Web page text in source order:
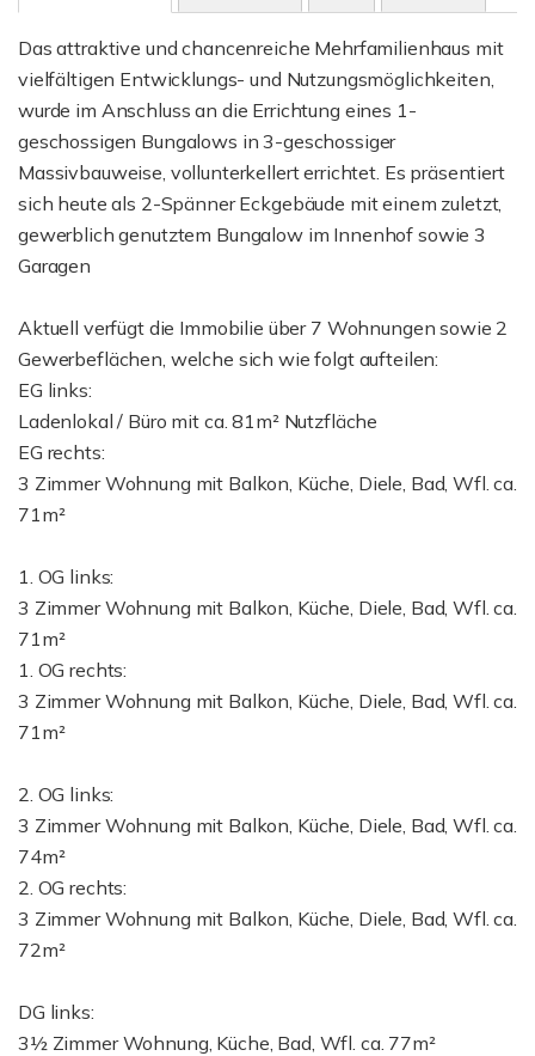
Das attraktive und chancenreiche Mehrfamilienhaus mit
vielfältigen Entwicklungs- und Nutzungsmöglichkeiten,
wurde im Anschluss an die Errichtung eines 1-
geschossigen Bungalows in 3-geschossiger
Massivbauweise, vollunterkellert errichtet. Es präsentiert
sich heute als 2-Spänner Eckgebäude mit einem zuletzt,
gewerblich genutztem Bungalow im Innenhof sowie 3
Garagen
Aktuell verfügt die Immobilie über 7 Wohnungen sowie 2
Gewerbeflächen, welche sich wie folgt aufteilen:
EG links:
Ladenlokal / Büro mit ca. 81m² Nutzfläche
EG rechts:
3 Zimmer Wohnung mit Balkon, Küche, Diele, Bad, Wfl. ca.
71m²
1. OG links:
3 Zimmer Wohnung mit Balkon, Küche, Diele, Bad, Wfl. ca.
71m²
1. OG rechts:
3 Zimmer Wohnung mit Balkon, Küche, Diele, Bad, Wfl. ca.
71m²
2. OG links:
3 Zimmer Wohnung mit Balkon, Küche, Diele, Bad, Wfl. ca.
74m²
2. OG rechts:
3 Zimmer Wohnung mit Balkon, Küche, Diele, Bad, Wfl. ca.
72m²
DG links:
3½ Zimmer Wohnung, Küche, Bad, Wfl. ca. 77m²